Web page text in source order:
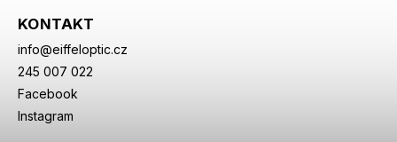
KONTAKT
info@eiffeloptic.cz
245 007 022
Facebook
Instagram